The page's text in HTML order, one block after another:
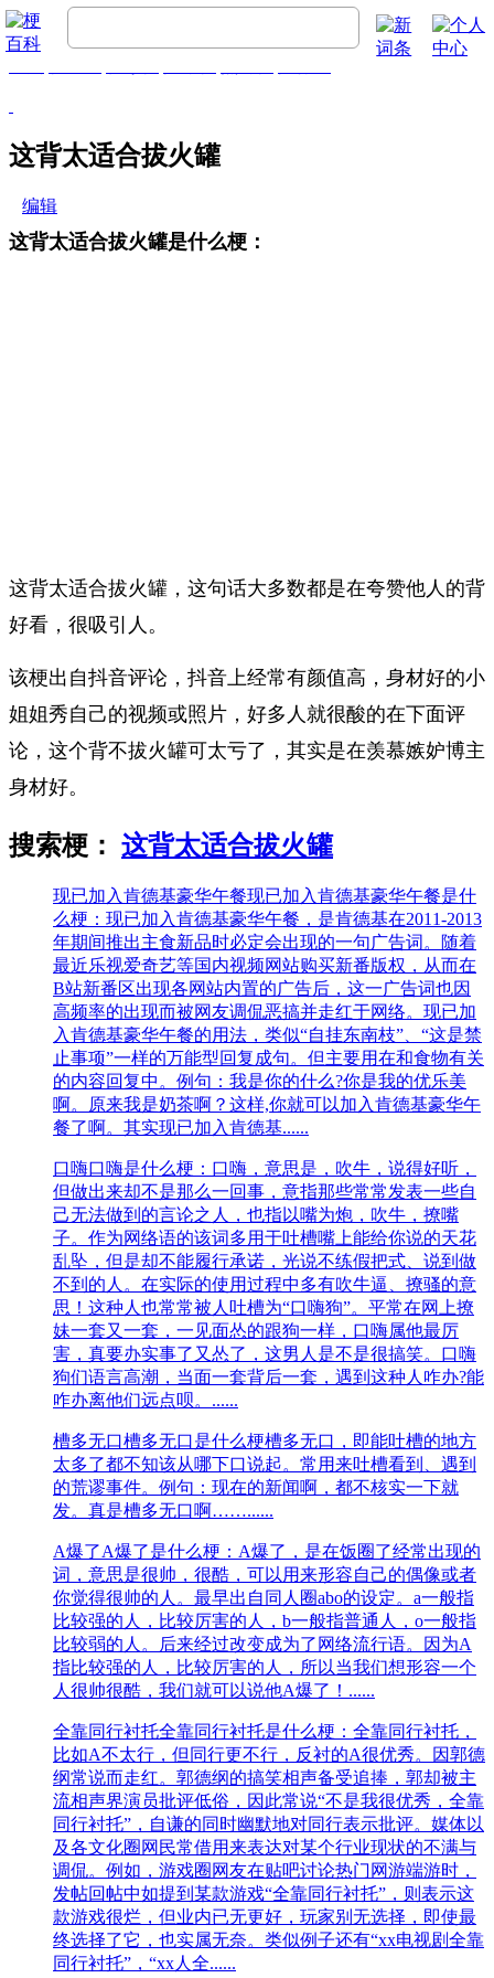
这背太适合拔火罐
编辑
这背太适合拔火罐是什么梗：
这背太适合拔火罐，这句话大多数都是在夸赞他人的背
好看，很吸引人。
该梗出自抖音评论，抖音上经常有颜值高，身材好的小
姐姐秀自己的视频或照片，好多人就很酸的在下面评
论，这个背不拔火罐可太亏了，其实是在羡慕嫉妒博主
身材好。
搜索梗： 这背太适合拔火罐
现已加入肯德基豪华午餐现已加入肯德基豪华午餐是什
么梗：现已加入肯德基豪华午餐，是肯德基在2011-2013
年期间推出主食新品时必定会出现的一句广告词。随着
最近乐视爱奇艺等国内视频网站购买新番版权，从而在
B站新番区出现各网站内置的广告后，这一广告词也因
高频率的出现而被网友调侃恶搞并走红于网络。现已加
入肯德基豪华午餐的用法，类似“自挂东南枝”、“这是禁
止事项”一样的万能型回复成句。但主要用在和食物有关
的内容回复中。例句：我是你的什么?你是我的优乐美
啊。原来我是奶茶啊？这样,你就可以加入肯德基豪华午
餐了啊。其实现已加入肯德基......
口嗨口嗨是什么梗：口嗨，意思是，吹牛，说得好听，
但做出来却不是那么一回事，意指那些常常发表一些自
己无法做到的言论之人，也指以嘴为炮，吹牛，撩嘴
子。作为网络语的该词多用于吐槽嘴上能给你说的天花
乱坠，但是却不能履行承诺，光说不练假把式、说到做
不到的人。在实际的使用过程中多有吹牛逼、撩骚的意
思！这种人也常常被人吐槽为“口嗨狗”。平常在网上撩
妹一套又一套，一见面怂的跟狗一样，口嗨属他最厉
害，真要办实事了又怂了，这男人是不是很搞笑。口嗨
狗们语言高潮，当面一套背后一套，遇到这种人咋办?能
咋办离他们远点呗。......
槽多无口槽多无口是什么梗槽多无口，即能吐槽的地方
太多了都不知该从哪下口说起。常用来吐槽看到、遇到
的荒谬事件。例句：现在的新闻啊，都不核实一下就
发。真是槽多无口啊……......
A爆了A爆了是什么梗：A爆了，是在饭圈了经常出现的
词，意思是很帅，很酷，可以用来形容自己的偶像或者
你觉得很帅的人。最早出自同人圈abo的设定。a一般指
比较强的人，比较厉害的人，b一般指普通人，o一般指
比较弱的人。后来经过改变成为了网络流行语。因为A
指比较强的人，比较厉害的人，所以当我们想形容一个
人很帅很酷，我们就可以说他A爆了！......
全靠同行衬托全靠同行衬托是什么梗：全靠同行衬托，
比如A不太行，但同行更不行，反衬的A很优秀。因郭德
纲常说而走红。郭德纲的搞笑相声备受追捧，郭却被主
流相声界演员批评低俗，因此常说“不是我很优秀，全靠
同行衬托”，自谦的同时幽默地对同行表示批评。媒体以
及各文化圈网民常借用来表达对某个行业现状的不满与
调侃。例如，游戏圈网友在贴吧讨论热门网游端游时，
发帖回帖中如提到某款游戏“全靠同行衬托”，则表示这
款游戏很烂，但业内已无更好，玩家别无选择，即使最
终选择了它，也实属无奈。类似例子还有“xx电视剧全靠
同行衬托”，“xx人全......